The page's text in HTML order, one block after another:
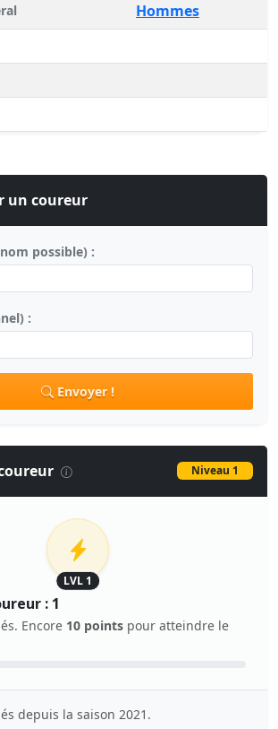
Hommes
un coureur
possible) :
:
Envoyer !
Niveau 1
LVL 1
: 1
Encore 10 points pour atteindre le
depuis la saison 2021.